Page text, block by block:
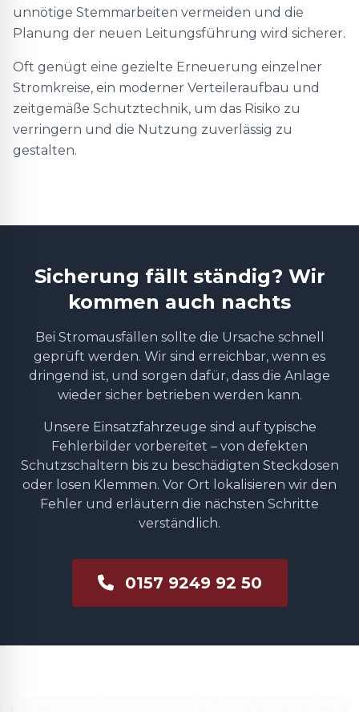
unnötige Stemmarbeiten vermeiden und die
Planung der neuen Leitungsführung wird sicherer.
Oft genügt eine gezielte Erneuerung einzelner
Stromkreise, ein moderner Verteileraufbau und
zeitgemäße Schutztechnik, um das Risiko zu
verringern und die Nutzung zuverlässig zu
gestalten.
Sicherung fällt ständig? Wir
kommen auch nachts
Bei Stromausfällen sollte die Ursache schnell
geprüft werden. Wir sind erreichbar, wenn es
dringend ist, und sorgen dafür, dass die Anlage
wieder sicher betrieben werden kann.
Unsere Einsatzfahrzeuge sind auf typische
Fehlerbilder vorbereitet – von defekten
Schutzschaltern bis zu beschädigten Steckdosen
oder losen Klemmen. Vor Ort lokalisieren wir den
Fehler und erläutern die nächsten Schritte
verständlich.
0157 9249 92 50